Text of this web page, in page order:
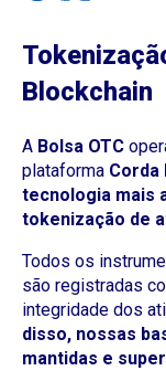
Blockchain
A Bolsa OTC
plataforma Corda
tecnologia mais
tokenização de
​Todos os
são registradas
integridade dos
disso, nossas
mantidas e